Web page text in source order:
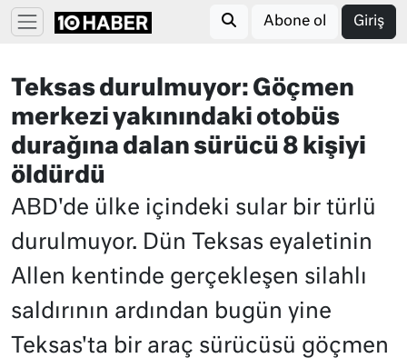
Abone ol Giriş
Teksas durulmuyor: Göçmen
merkezi yakınındaki otobüs
durağına dalan sürücü 8 kişiyi
öldürdü
ABD'de ülke içindeki sular bir türlü
durulmuyor. Dün Teksas eyaletinin
Allen kentinde gerçekleşen silahlı
saldırının ardından bugün yine
Teksas'ta bir araç sürücüsü göçmen